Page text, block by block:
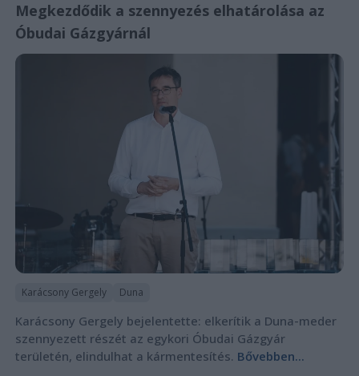
Megkezdődik a szennyezés elhatárolása az
Óbudai Gázgyárnál
Karácsony Gergely Duna
Karácsony Gergely bejelentette: elkerítik a Duna-meder
szennyezett részét az egykori Óbudai Gázgyár
területén, elindulhat a kármentesítés. Bővebben...